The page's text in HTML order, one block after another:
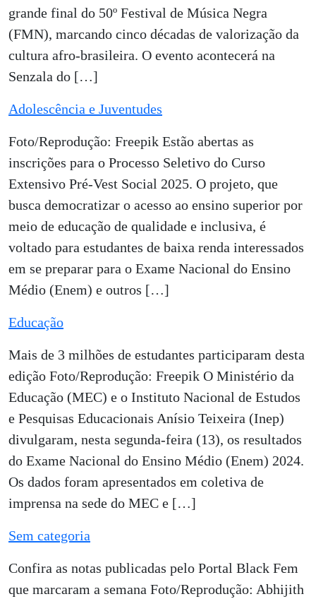
grande final do 50º Festival de Música Negra
(FMN), marcando cinco décadas de valorização da
cultura afro-brasileira. O evento acontecerá na
Senzala do […]
Adolescência e Juventudes
Foto/Reprodução: Freepik Estão abertas as
inscrições para o Processo Seletivo do Curso
Extensivo Pré-Vest Social 2025. O projeto, que
busca democratizar o acesso ao ensino superior por
meio de educação de qualidade e inclusiva, é
voltado para estudantes de baixa renda interessados
em se preparar para o Exame Nacional do Ensino
Médio (Enem) e outros […]
Educação
Mais de 3 milhões de estudantes participaram desta
edição Foto/Reprodução: Freepik O Ministério da
Educação (MEC) e o Instituto Nacional de Estudos
e Pesquisas Educacionais Anísio Teixeira (Inep)
divulgaram, nesta segunda-feira (13), os resultados
do Exame Nacional do Ensino Médio (Enem) 2024.
Os dados foram apresentados em coletiva de
imprensa na sede do MEC e […]
Sem categoria
Confira as notas publicadas pelo Portal Black Fem
que marcaram a semana Foto/Reprodução: Abhijith